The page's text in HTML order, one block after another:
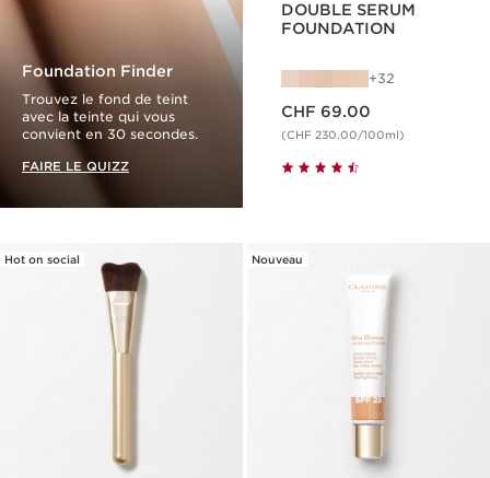
Foundation Finder
Trouvez le fond de teint
avec la teinte qui vous
convient en 30 secondes.
FAIRE LE QUIZZ
DOUBLE SERUM
FOUNDATION
32
CHF 69.00
(CHF 230.00/100ml)
Hot on social Nouveau